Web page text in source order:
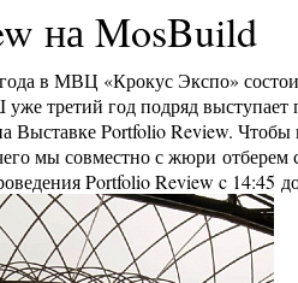
на MosBuild
в МВЦ «Крокус Экспо»
третий год подряд
Выставке Portfolio Review.
мы совместно с жюри отберем
Portfolio Review c 14:45